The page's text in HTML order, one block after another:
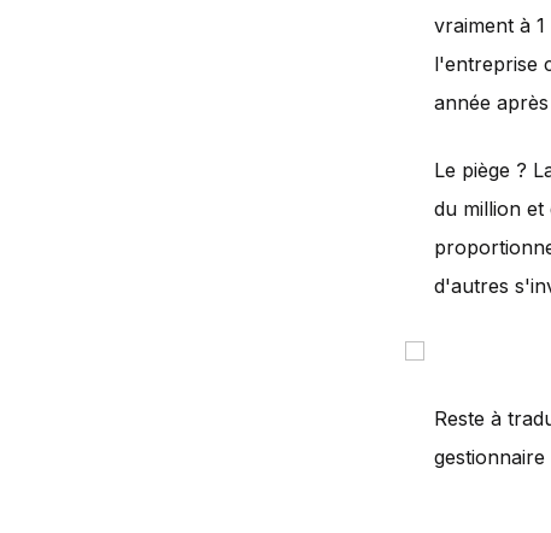
vraiment à
l'entreprise
année
Le piège ?
du million et
d'autres
Reste à
gestionnaire